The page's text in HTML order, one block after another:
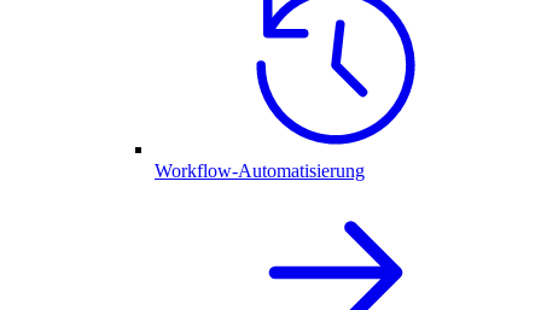
Workflow-Automatisierung